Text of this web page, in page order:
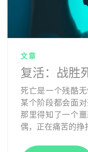
文章
复活：战胜
死亡是一个残酷
某个阶段都会面
那里得知了一个
偶，正在痛苦的